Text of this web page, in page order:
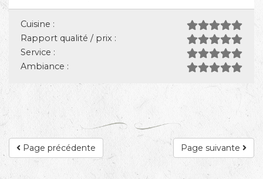
Cuisine :
Rapport qualité / prix :
Service :
Ambiance :
Page suivante
Page précédente